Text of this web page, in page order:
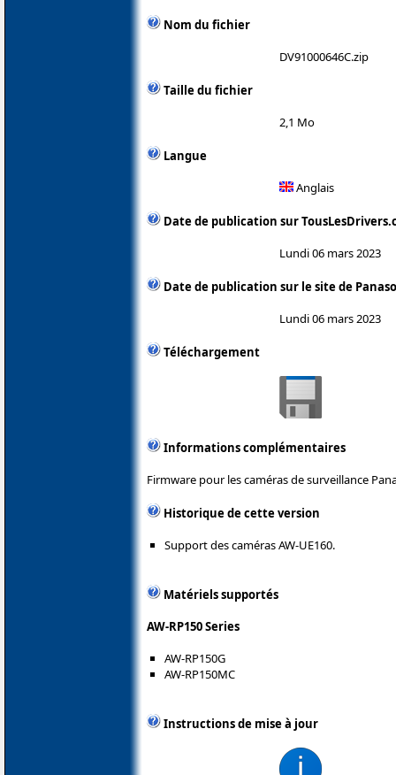
Nom du fichier
DV91000646C.zip
Taille du fichier
2,1 Mo
Langue
Anglais
Date de publication sur
Lundi 06 mars 2023
Date de publication sur le site de
Lundi 06 mars 2023
Téléchargement
Informations complémentaires
Firmware pour les caméras de surveillance
Historique de cette version
Support des caméras AW-UE160.
Matériels supportés
AW-RP150 Series
AW-RP150G
AW-RP150MC
Instructions de mise à jour